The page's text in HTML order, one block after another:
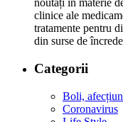
noutăți în materie
clinice ale
tratamente pentru
din surse de
Categorii
Boli,
Coronavirus